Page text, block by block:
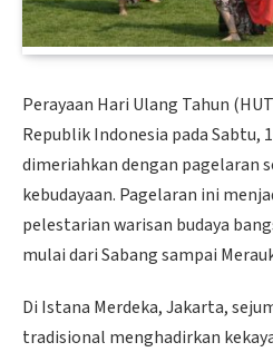
Perayaan Hari Ulang Tahun
Republik Indonesia pada Sabtu,
dimeriahkan dengan pagelaran
kebudayaan. Pagelaran ini
pelestarian warisan budaya
mulai dari Sabang sampai
Di Istana Merdeka, Jakarta,
tradisional menghadirkan